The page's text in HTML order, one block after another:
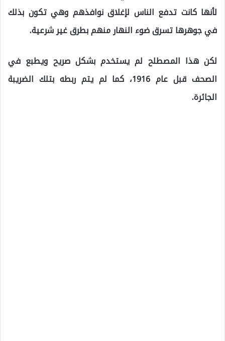
لأنها كانت تدفع الناس لإغلاق نوافذهم وهي تكون بذلك
في جوهرها تسرق ضوء النهار منهم بطرق غير شرعية.
لكن هذا المصطلح لم يستخدم بشكل صريح ويطبع في
الصحف قبل عام 1916، كما لم يتم ربطه بتلك الضريبة
الجائرة.